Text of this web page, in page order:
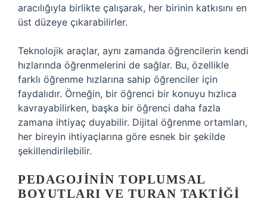
aracılığıyla birlikte çalışarak, her birinin katkısını en
üst düzeye çıkarabilirler.
Teknolojik araçlar, aynı zamanda öğrencilerin kendi
hızlarında öğrenmelerini de sağlar. Bu, özellikle
farklı öğrenme hızlarına sahip öğrenciler için
faydalıdır. Örneğin, bir öğrenci bir konuyu hızlıca
kavrayabilirken, başka bir öğrenci daha fazla
zamana ihtiyaç duyabilir. Dijital öğrenme ortamları,
her bireyin ihtiyaçlarına göre esnek bir şekilde
şekillendirilebilir.
PEDAGOJININ TOPLUMSAL
BOYUTLARI VE TURAN TAKTIĞI